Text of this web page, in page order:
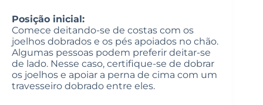
Posição inicial:
Comece deitando-se de costas com os
joelhos dobrados e os pés apoiados no chão.
Algumas pessoas podem preferir deitar-se
de lado. Nesse caso, certifique-se de dobrar
os joelhos e apoiar a perna de cima com um
travesseiro dobrado entre eles.